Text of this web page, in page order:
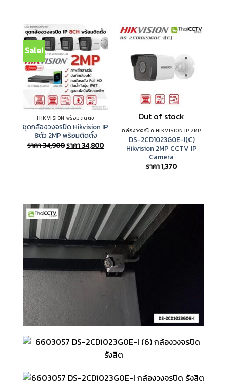
Sale!
HIKVISION พร้อมติดตั้ง
ชุดกล้องวงจรปิด Hikvision IP
8ตัว 2MP พร้อมติดตั้ง
ราคา34,900Original
price
ราคา34,800Current
price
Out of stock
กล้องวงจรปิด HIKVISION IP 2MP
DS-2CD1023G0E-I(C)
Hikvision 2MP CCTV IP
Camera
ราคา1,370